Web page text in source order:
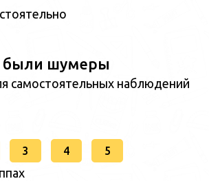
шумеры
самостоятельных наблюдений
3 4 5